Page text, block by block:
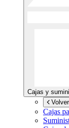
Cajas y
Cajas